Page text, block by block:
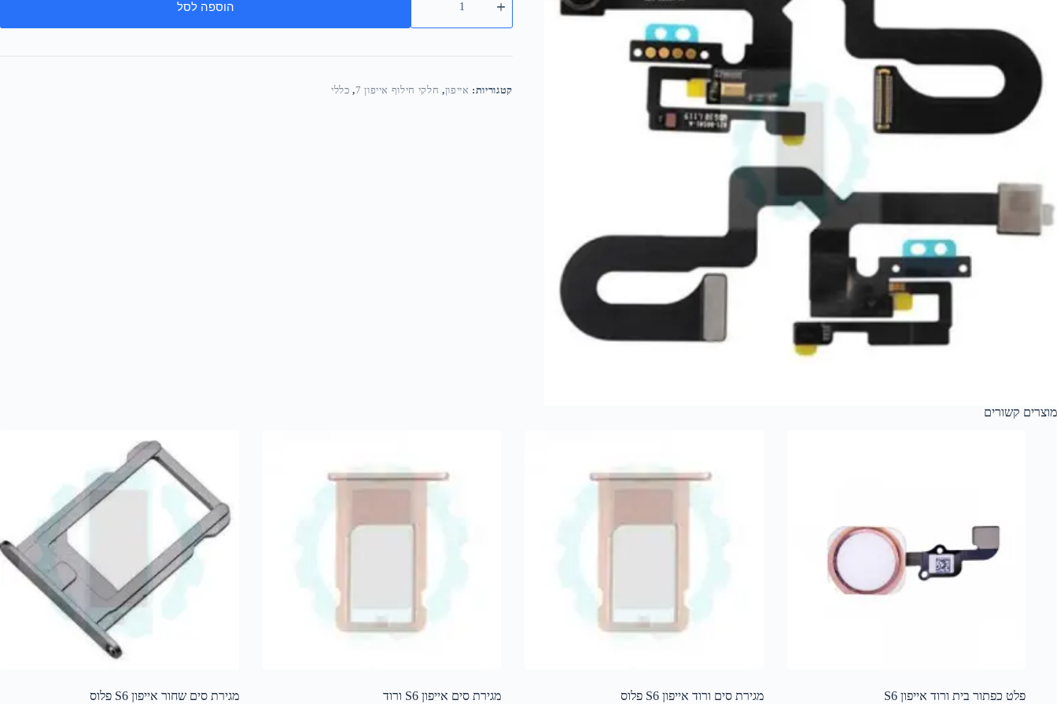
הוספה לסל
קטגוריות: אייפון, חלקי חילוף אייפון 7 , כללי
מוצרים קשורים
פלט כפתור בית ורוד אייפון S6 מגירת סים ורוד אייפון S6 פלוס מגירת סים אייפון S6 ורוד מגירת סים שחור אייפון S6 פלוס